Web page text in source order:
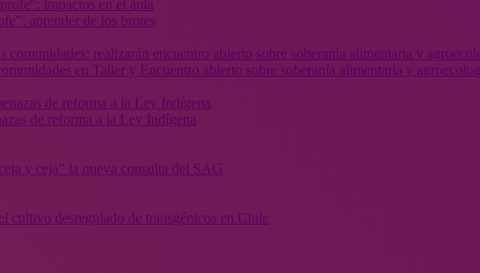
aprender de los brotes
en Taller y Encuentro abierto sobre soberanía alimentaria y
de reforma a la Ley Indígena
y ceja” la nueva consulta del SAG
cultivo desregulado de transgénicos en Chile